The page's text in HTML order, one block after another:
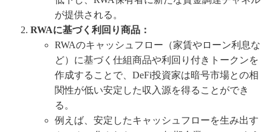
が提供される。
RWAに基づく利回り商品：
RWAのキャッシュフロー（家賃やローン利息な
ど）に基づく仕組商品や利回り付きトークンを
作成することで、DeFi投資家は暗号市場との相
関性が低い安定した収入源を得ることができ
る。
例えば、安定したキャッシュフローを生み出す